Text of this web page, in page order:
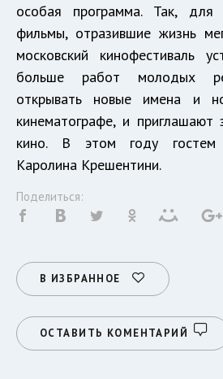
особая программа. Так,
фильмы, отразившие жизнь
московский кинофестиваль
больше работ молодых
открывать новые имена и
кинематографе, и приглашают
кино. В этом году гостем
Каролина Крешентини.
Поделиться:
В ИЗБРАННОЕ
ОСТАВИТЬ КОМЕНТАРИЙ